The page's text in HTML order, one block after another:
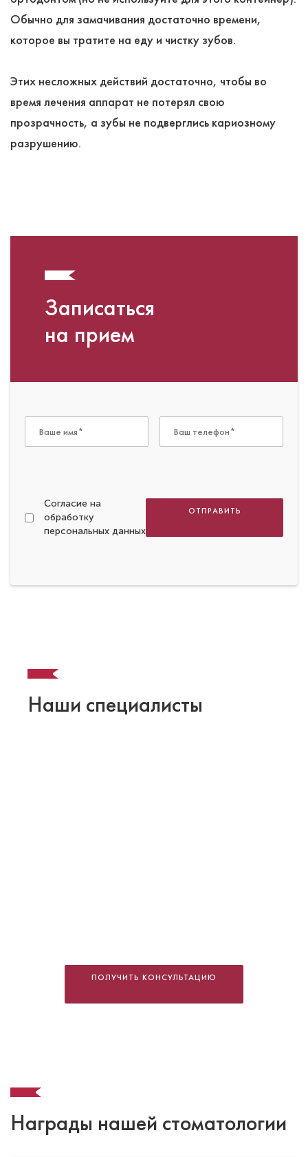
Обычно для замачивания достаточно времени,
которое вы тратите на еду и чистку зубов.
Этих несложных действий достаточно, чтобы во
время лечения аппарат не потерял свою
прозрачность, а зубы не подверглись кариозному
разрушению.
Записаться
на прием
Согласие на
обработку
персональных данных
ОТПРАВИТЬ
Наши специалисты
ПОЛУЧИТЬ КОНСУЛЬТАЦИЮ
Награды нашей стоматологии